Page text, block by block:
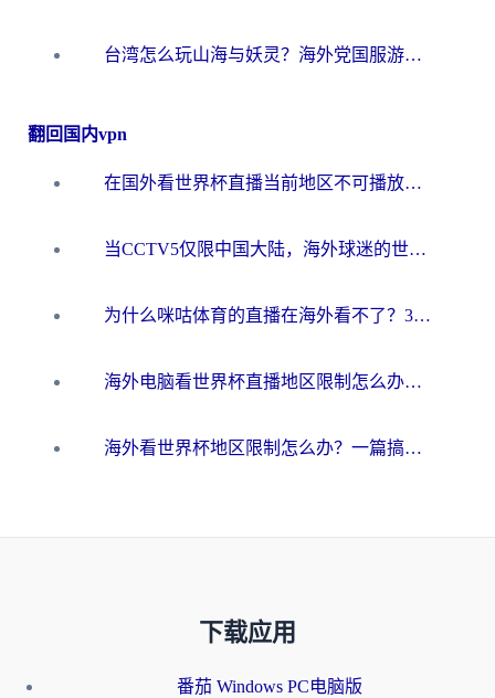
台湾怎么玩山海与妖灵？海外党国服游戏加速全攻略，告别延迟卡顿
翻回国内vpn
在国外看世界杯直播当前地区不可播放？海外党必看的回国加速全攻略
当CCTV5仅限中国大陆，海外球迷的世界杯狂欢如何继续？
为什么咪咕体育的直播在海外看不了？3步解决海外看世界杯+抖音地区限制难题
海外电脑看世界杯直播地区限制怎么办？你需要一个聪明的加速器
海外看世界杯地区限制怎么办？一篇搞定咪咕视频播放+国内资源无缝访问指南
下载应用
番茄 Windows PC电脑版